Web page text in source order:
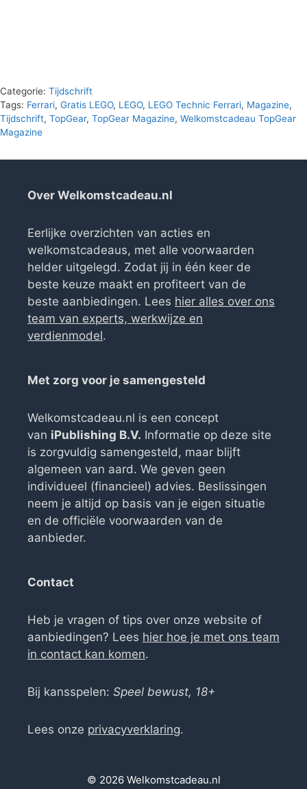
Categorie: Tijdschrift
Tags: Ferrari, Gratis LEGO, LEGO, LEGO Technic Ferrari, Magazine,
Tijdschrift, TopGear, TopGear Magazine, Welkomstcadeau TopGear
Magazine
Over Welkomstcadeau.nl
Eerlijke overzichten van acties en
welkomstcadeaus, met alle voorwaarden
helder uitgelegd. Zodat jij in één keer de
beste keuze maakt en profiteert van de
beste aanbiedingen. Lees hier alles over ons
team van experts, werkwijze en
verdienmodel.
Met zorg voor je samengesteld
Welkomstcadeau.nl is een concept
van iPublishing B.V. Informatie op deze site
is zorgvuldig samengesteld, maar blijft
algemeen van aard. We geven geen
individueel (financieel) advies. Beslissingen
neem je altijd op basis van je eigen situatie
en de officiële voorwaarden van de
aanbieder.
Contact
Heb je vragen of tips over onze website of
aanbiedingen? Lees hier hoe je met ons team
in contact kan komen.
Bij kansspelen: Speel bewust, 18+
Lees onze privacyverklaring.
© 2026 Welkomstcadeau.nl